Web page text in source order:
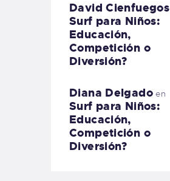
David Cienfuegos
Surf para Niños:
Educación,
Competición o
Diversión?
Diana Delgadoen
Surf para Niños:
Educación,
Competición o
Diversión?